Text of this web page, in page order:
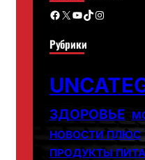
Facebook X YouTube TikTok Instagram
Рубрики
ЗДОРОВЬЕ
НОВОСТИ ПЛЮС
ПРОДУКТЫ